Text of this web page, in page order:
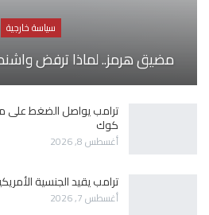
سياسة خارجية
مضيق هرمز.. لماذا ترفض
ترامب يواصل الضغط على
كوك
أغسطس 8, 2026
ترامب يقيد الجنسية
أغسطس 7, 2026